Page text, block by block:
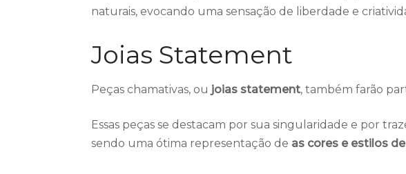
naturais, evocando uma sensação de liberdade e
Joias Statement
Peças chamativas, ou joias statement, também farão
Essas peças se destacam por sua singularidade e por
sendo uma ótima representação de as cores e estilos